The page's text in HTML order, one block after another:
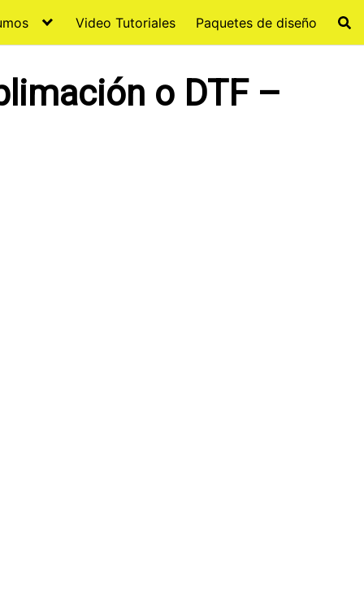
Video Tutoriales Paquetes de diseño
o DTF –